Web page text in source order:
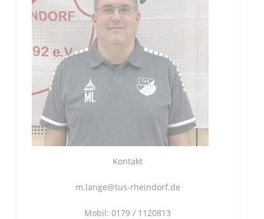
Kontakt
m.lange@tus-rheindorf.de
Mobil: 0179 / 1120813